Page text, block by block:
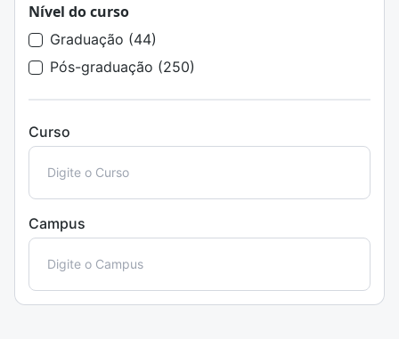
Nível do curso
Graduação (44)
Pós-graduação (250)
Curso
Campus